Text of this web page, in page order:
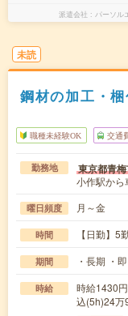
派遣会社 パーソル
未読
鋼材の加工・
職種未経験OK 交通
勤務地 東京都青
小作駅から
曜日頻度 月～金
時間 【日勤】5
期間 ・長期 ・
時給
時給1430
込(5h)24万